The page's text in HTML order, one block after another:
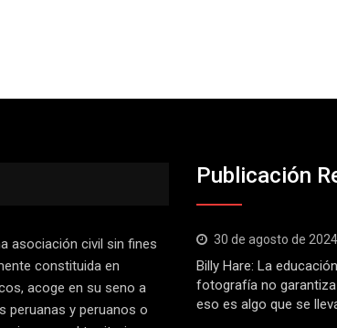
asociación civil sin fines
constituida en
acoge en su seno a
peruanas y peruanos o
Publicación
30 de agosto de 2024
Billy Hare: La
fotografía no garantiza
eso es algo que se